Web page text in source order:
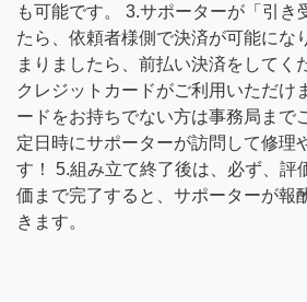
も可能です。 3.サポーターが「引き
たら、依頼者様側で決済が可能にな
まりましたら、前払い決済をしてく
クレジットカードがご利用いただけ
ードをお持ちでない方は事務局まで
定日時にサポーターが訪問して修理
す！ 5.組み立て終了後は、必ず、評
価まで完了すると、サポーターが報
きます。